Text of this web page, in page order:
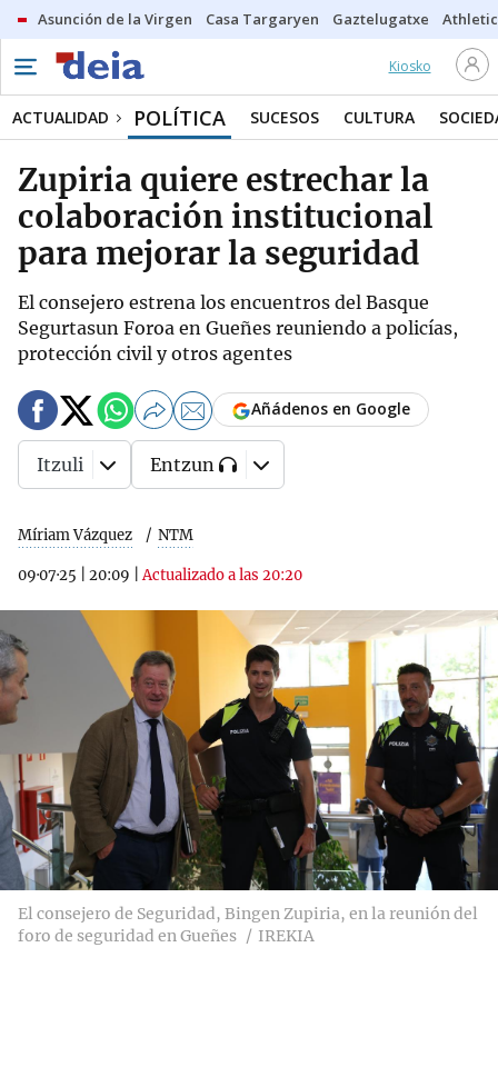
Asunción de la Virgen Casa Targaryen Gaztelugatxe Athletic
Kiosko
ACTUALIDAD POLÍTICA SUCESOS CULTURA
Zupiria quiere estrechar la
colaboración institucional
para mejorar la seguridad
El consejero estrena los encuentros del Basque
Segurtasun Foroa en Gueñes reuniendo a policías,
protección civil y otros agentes
Míriam Vázquez NTM
09·07·25 20:09 |Actualizado a las 20:20
Añádenos en Google
Itzuli Entzun
El consejero de Seguridad, Bingen Zupiria, en la reunión del
foro de seguridad en Gueñes
IREKIA